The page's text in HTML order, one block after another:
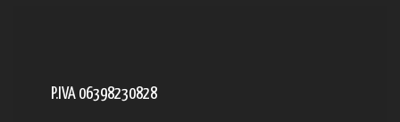
P.IVA 06398230828